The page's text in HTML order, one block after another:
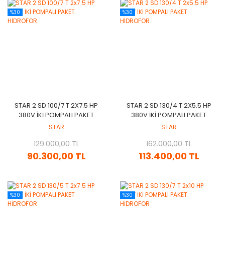
%30
STAR 2 SD 100/7 T 2X7.5 HP
380V İKİ POMPALI PAKET
HİDROFOR
STAR
90.300,00 TL
129.000,00 TL
%30
STAR 2 SD 130/4 T 2X5.5 HP
380V İKİ POMPALI PAKET
HİDROFOR
STAR
113.400,00 TL
162.000,00 TL
%30 %30